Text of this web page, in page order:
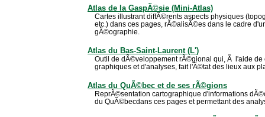
Atlas de la GaspÃ©sie (Mini-Atlas)
Cartes illustrant diffÃ©rents aspects physiques
etc.) dans ces pages, rÃ©alisÃ©es dans le cadre
gÃ©ographie.
Atlas du Bas-Saint-Laurent (L')
Outil de dÃ©veloppement rÃ©gional qui, Ã l'aide de
graphiques et d'analyses, fait l'Ã©tat des lieux aux
Atlas du QuÃ©bec et de ses rÃ©gions
ReprÃ©sentation cartographique d'informations
du QuÃ©becdans ces pages et permettant des